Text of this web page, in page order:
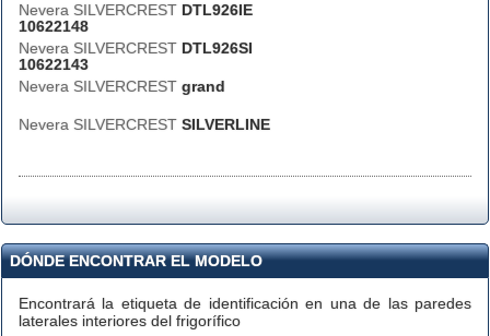
Nevera SILVERCREST DTL926IE
10622148
Nevera SILVERCREST DTL926SI
10622143
Nevera SILVERCREST grand
Nevera SILVERCREST SILVERLINE
DÓNDE ENCONTRAR EL MODELO
Encontrará la etiqueta de identificación en una de las paredes
laterales interiores del frigorífico